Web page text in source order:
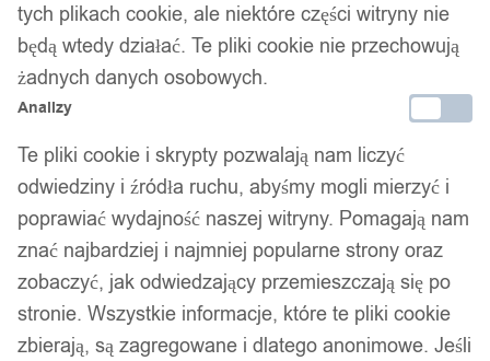
tych plikach cookie, ale niektóre części witryny nie
będą wtedy działać. Te pliki cookie nie przechowują
żadnych danych osobowych.
Analizy
Te pliki cookie i skrypty pozwalają nam liczyć
odwiedziny i źródła ruchu, abyśmy mogli mierzyć i
poprawiać wydajność naszej witryny. Pomagają nam
znać najbardziej i najmniej popularne strony oraz
zobaczyć, jak odwiedzający przemieszczają się po
stronie. Wszystkie informacje, które te pliki cookie
zbierają, są zagregowane i dlatego anonimowe. Jeśli